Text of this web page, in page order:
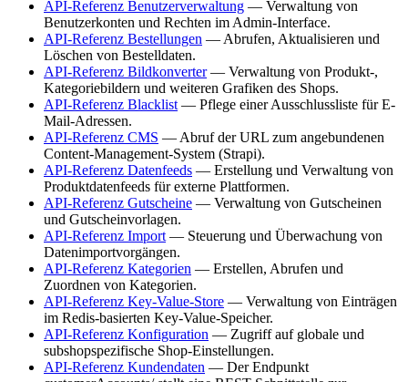
API-Referenz Benutzerverwaltung — Verwaltung von
Benutzerkonten und Rechten im Admin-Interface.
API-Referenz Bestellungen — Abrufen, Aktualisieren und
Löschen von Bestelldaten.
API-Referenz Bildkonverter— Verwaltung von Produkt-,
Kategoriebildern und weiteren Grafiken des Shops.
API-Referenz Blacklist — Pflege einer Ausschlussliste für E-
Mail-Adressen.
API-Referenz CMS — Abruf der URL zum angebundenen
Content-Management-System (Strapi).
API-Referenz Datenfeeds — Erstellung und Verwaltung von
Produktdatenfeeds für externe Plattformen.
API-Referenz Gutscheine — Verwaltung von Gutscheinen
und Gutscheinvorlagen.
API-Referenz Import — Steuerung und Überwachung von
Datenimportvorgängen.
API-Referenz Kategorien — Erstellen, Abrufen und
Zuordnen von Kategorien.
API-Referenz Key-Value-Store — Verwaltung von Einträgen
im Redis-basierten Key-Value-Speicher.
API-Referenz Konfiguration — Zugriff auf globale und
subshopspezifische Shop-Einstellungen.
API-Referenz Kundendaten — Der Endpunkt